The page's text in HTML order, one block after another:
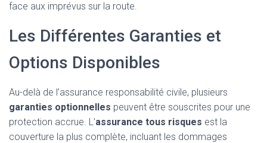
face aux imprévus sur la route.
Les Différentes Garanties et
Options Disponibles
Au-delà de l’assurance responsabilité civile, plusieurs
garanties optionnelles peuvent être souscrites pour une
protection accrue. L’assurance tous risques est la
couverture la plus complète, incluant les dommages